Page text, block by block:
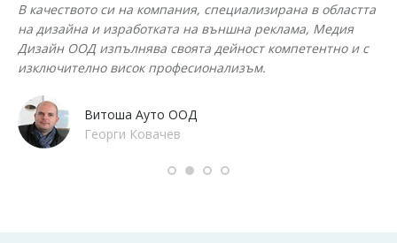
В качеството си на компания, специализирана в областта
на дизайна и изработката на външна реклама, Медия
Дизайн ООД изпълнява своята дейност компетентно и с
изключително висок професионализъм.
Витоша Ауто ООД
Георги Ковачев